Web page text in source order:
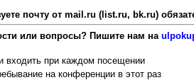
почту от mail.ru (list.ru, bk.ru)
или вопросы? Пишите нам на
входить при каждом посещении
на конференции в этот раз